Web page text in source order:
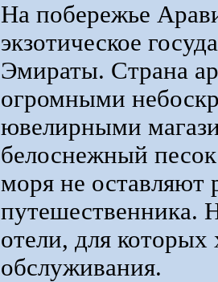
На побережье
экзотическое
Эмираты. Страна
огромными
ювелирными
белоснежный
моря не оставляют
путешественника.
отели, для которых
обслуживания.